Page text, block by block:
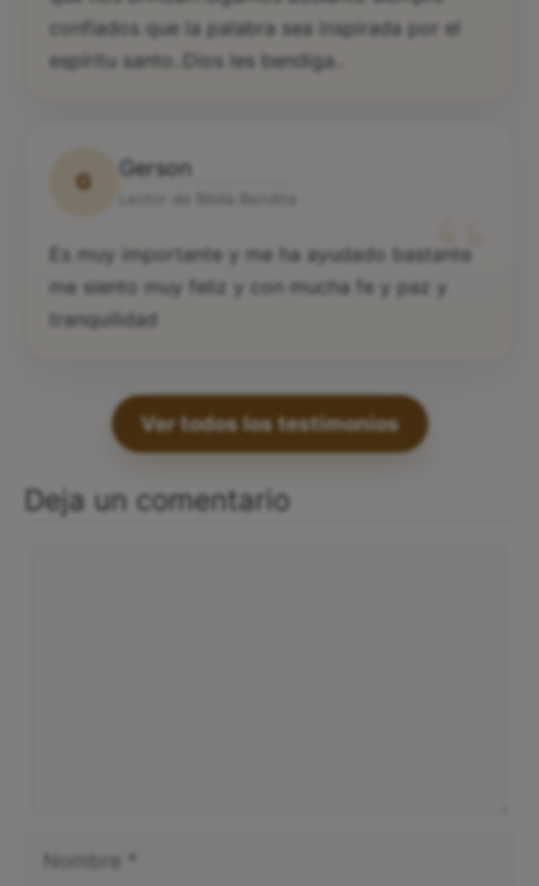
confiados que la palabra sea inspirada por el
espíritu santo..Dios les bendiga..
G
Gerson
“
Es muy importante y me ha ayudado bastante
me siento muy feliz y con mucha fe y paz y
tranquilidad
Ver todos los testimonios
Deja un comentario